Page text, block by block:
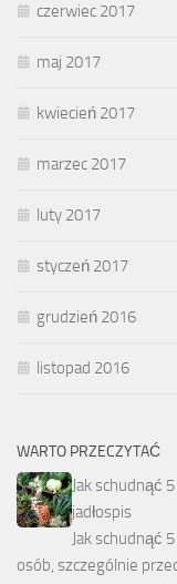
czerwiec 2017
maj 2017
kwiecień 2017
marzec 2017
luty 2017
styczeń 2017
grudzień 2016
listopad 2016
WARTO PRZECZYTAĆ
Jak schudnąć
jadłospis
Jak schudnąć
osób, szczególnie